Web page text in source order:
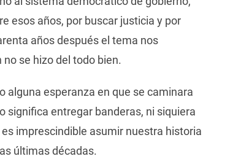
esos años, por buscar justicia y por
años después el tema nos
se hizo del todo bien.
alguna esperanza en que se caminara
significa entregar banderas, ni siquiera
imprescindible asumir nuestra historia
últimas décadas.